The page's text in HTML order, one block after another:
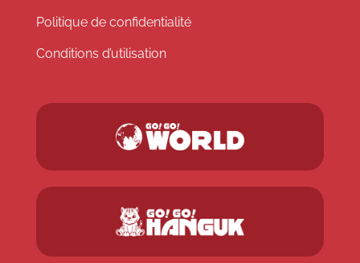
Politique de confidentialité
Conditions d’utilisation